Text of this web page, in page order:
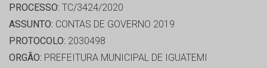
PROCESSO: TC/3424/2020
ASSUNTO: CONTAS DE GOVERNO 2019
PROTOCOLO: 2030498
ORGÃO: PREFEITURA MUNICIPAL DE IGUATEMI